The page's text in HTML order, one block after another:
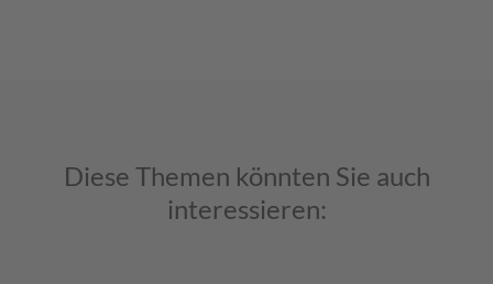
Diese Themen könnten Sie auch
interessieren: